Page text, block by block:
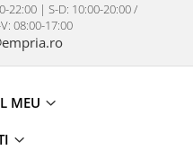
22:00 | S-D: 10:00-20:00 /
08:00-17:00
MEU